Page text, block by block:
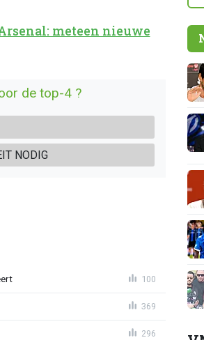
meteen nieuwe
de top-4 ?
NODIG
100
369
296